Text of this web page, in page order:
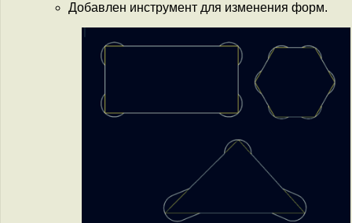
Добавлен инструмент для изменения форм.